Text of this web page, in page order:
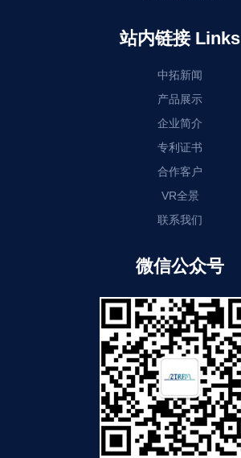
站内链接 Links
中拓新闻
产品展示
企业简介
专利证书
合作客户
VR全景
联系我们
微信公众号